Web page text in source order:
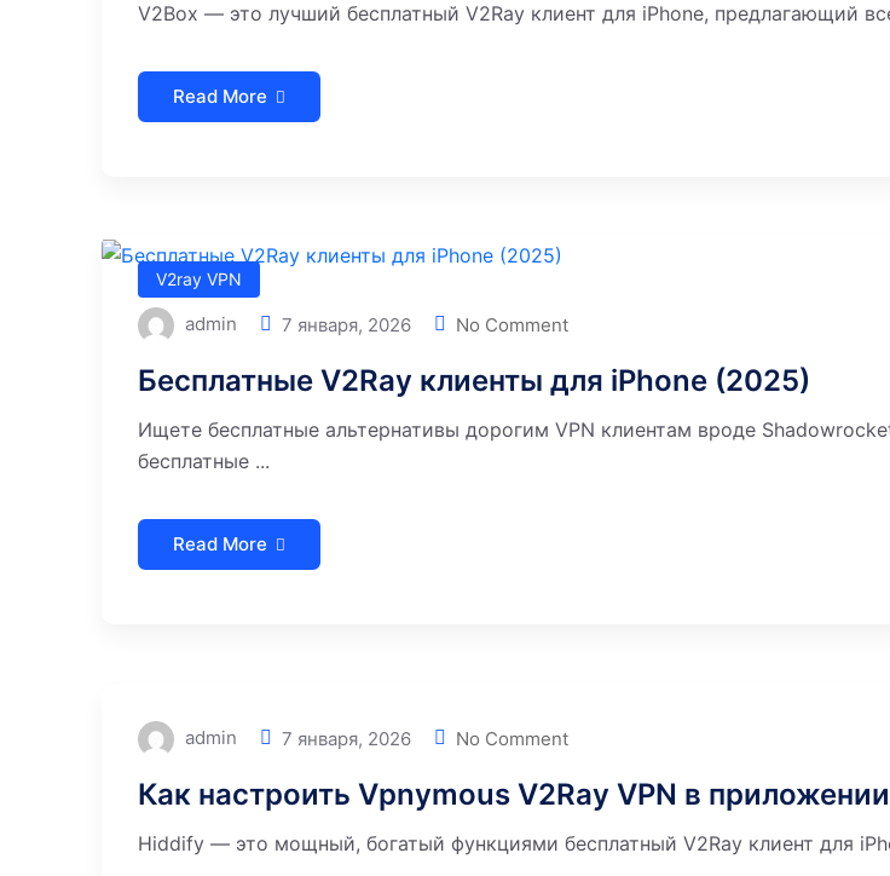
V2Box — это лучший бесплатный V2Ray клиент для iPhone, предлагающий
Read More
V2ray VPN
admin 7 января, 2026 No Comment
Бесплатные V2Ray клиенты для iPhone (2025)
Ищете бесплатные альтернативы дорогим VPN клиентам вроде
бесплатные ...
Read More
admin 7 января, 2026 No Comment
Как настроить Vpnymous V2Ray VPN в
Hiddify — это мощный, богатый функциями бесплатный V2Ray клиент для